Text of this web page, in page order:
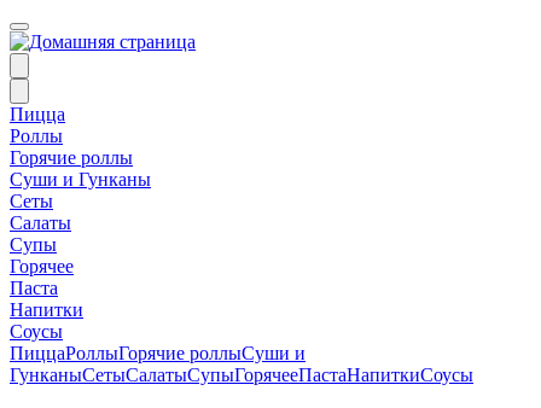
Пицца
Роллы
Горячие роллы
Суши и Гунканы
Сеты
Салаты
Супы
Горячее
Паста
Напитки
Соусы
ПиццаРоллыГорячие роллыСуши и
ГунканыСетыСалатыСупыГорячееПастаНапиткиСоусы